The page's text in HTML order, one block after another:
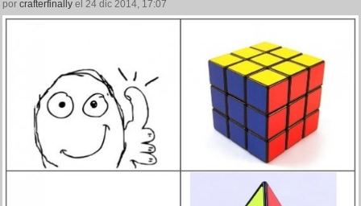
por crafterfinally el 24 dic 2014, 17:07